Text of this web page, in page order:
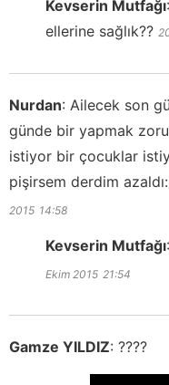
Kevserin Mutfağı:
ellerine sağlık??
Nurdan: Ailecek son
günde bir yapmak
istiyor bir çocuklar
pişirsem derdim
2015 14:58
Kevserin Mutfağı:
Ekim 2015 21:54
Gamze YILDIZ: ????